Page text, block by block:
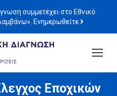
συμμετέχει στο Εθνικό
Ενημερωθείτε
Εποχικών